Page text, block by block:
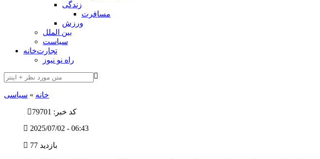
زندگی
مسافرت
ورزش
بین الملل
سیاست
تجارت‌خانه
راه نو نیوز
خانه » سیاسی
کد خبر: 79701
2025/07/02 - 06:43
77 بازدید